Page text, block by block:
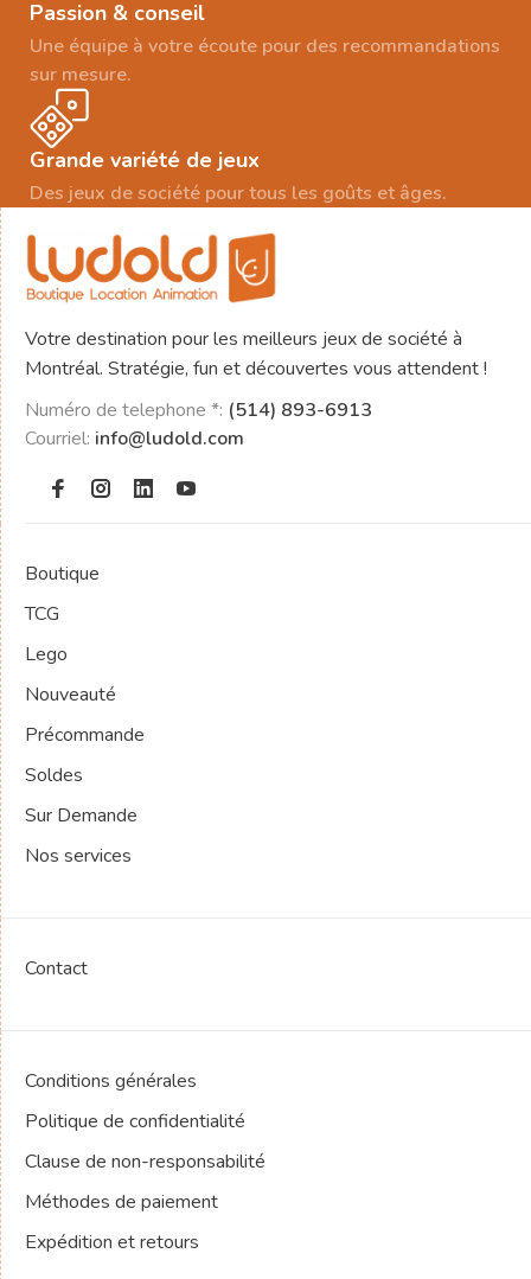
Passion & conseil
Une équipe à votre écoute pour des recommandations
sur mesure.
Grande variété de jeux
Des jeux de société pour tous les goûts et âges.
Votre destination pour les meilleurs jeux de société à
Montréal. Stratégie, fun et découvertes vous attendent !
Numéro de telephone *: (514) 893-6913
Courriel: info@ludold.com
Boutique
TCG
Lego
Nouveauté
Précommande
Soldes
Sur Demande
Nos services
Contact
Conditions générales
Politique de confidentialité
Clause de non-responsabilité
Méthodes de paiement
Expédition et retours